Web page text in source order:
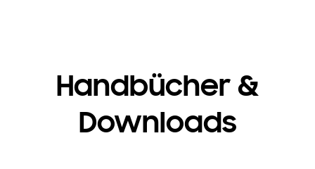
Handbücher &
Downloads